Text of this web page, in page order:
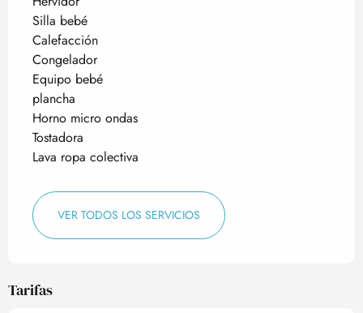
Silla bebé
Calefacción
Congelador
Equipo bebé
plancha
Horno micro ondas
Tostadora
Lava ropa colectiva
VER TODOS LOS SERVICIOS
Tarifas